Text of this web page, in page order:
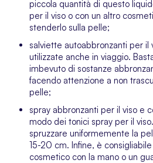
piccola quantità di questo
per il viso o con un altro
stenderlo sulla pelle;
salviette autoabbronzanti per
utilizzate anche in viaggio.
imbevuto di sostanze
facendo attenzione a non
pelle;
spray abbronzanti per il viso e
modo dei tonici spray per il viso
spruzzare uniformemente la
15-20 cm. Infine, è
cosmetico con la mano o un